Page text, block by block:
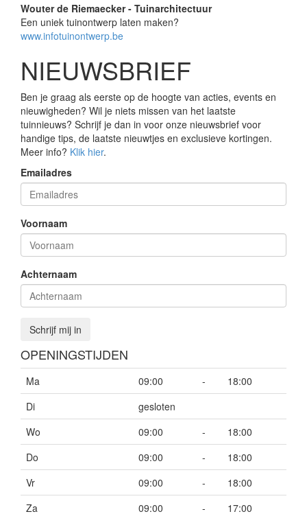
Wouter de Riemaecker - Tuinarchitectuur
Een uniek tuinontwerp laten maken?
www.infotuinontwerp.be
NIEUWSBRIEF
Ben je graag als eerste op de hoogte van acties, events en
nieuwigheden? Wil je niets missen van het laatste
tuinnieuws? Schrijf je dan in voor onze nieuwsbrief voor
handige tips, de laatste nieuwtjes en exclusieve kortingen.
Meer info? Klik hier.
Emailadres
Voornaam
Achternaam
Schrijf mij in
OPENINGSTIJDEN
Ma 09:00 -
18:00
Di
gesloten
Wo
09:00 -
18:00
Do
09:00 -
18:00
Vr
09:00 -
18:00
Za
09:00 -
17:00